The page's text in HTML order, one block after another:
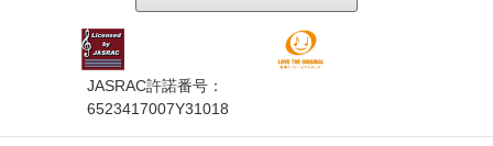
JASRAC許諾番号：
6523417007Y31018